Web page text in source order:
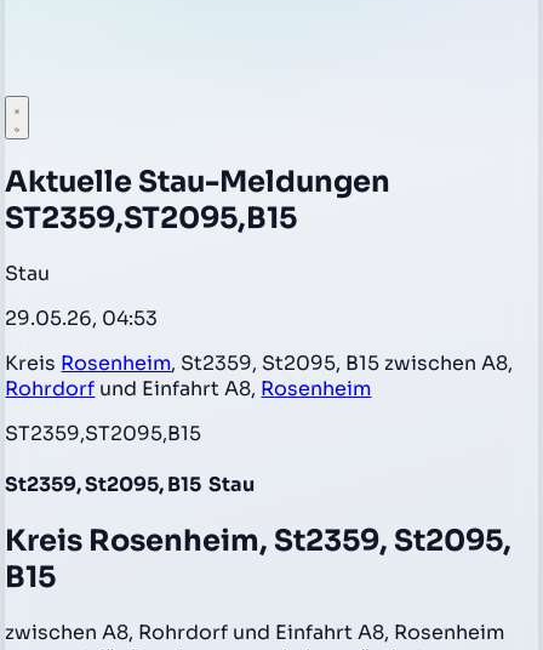
Aktuelle Stau-Meldungen
ST2359,ST2095,B15
Stau
29.05.26, 04:53
Kreis Rosenheim, St2359, St2095, B15 zwischen A8,
Rohrdorf und Einfahrt A8, Rosenheim
ST2359,ST2095,B15
St2359, St2095, B15 Stau
Kreis Rosenheim, St2359, St2095,
B15
zwischen A8, Rohrdorf und Einfahrt A8, Rosenheim